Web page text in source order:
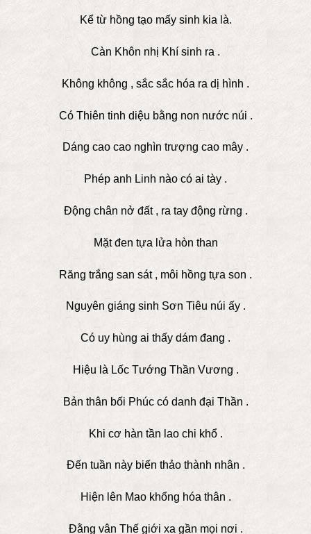
Kể từ hồng tạo mấy sinh kia là.
Càn Khôn nhị Khí sinh ra .
Không không , sắc sắc hóa ra dị hình .
Có Thiên tinh diệu bằng non nước núi .
Dáng cao cao nghìn trượng cao mây .
Phép anh Linh nào có ai tày .
Động chân nở đất , ra tay động rừng .
Mặt đen tựa lửa hòn than
Răng trắng san sát , môi hồng tựa son .
Nguyên giáng sinh Sơn Tiêu núi ấy .
Có uy hùng ai thấy dám đang .
Hiệu là Lốc Tướng Thần Vương .
Bản thân bối Phúc có danh đại Thần .
Khi cơ hàn tần lao chi khổ .
Đến tuần này biến thảo thành nhân .
Hiện lên Mao khổng hóa thân .
Đằng vân Thế giới xa gần mọi nơi .